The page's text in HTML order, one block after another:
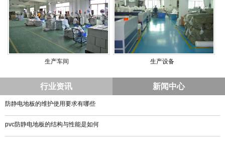
生产车间 生产设备
行业资讯 新闻中心
防静电地板的维护使用要求有哪些
pvc防静电地板的结构与性能是如何